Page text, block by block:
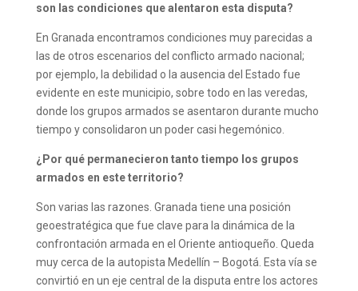
son las condiciones que alentaron esta disputa?
En Granada encontramos condiciones muy parecidas a
las de otros escenarios del conflicto armado nacional;
por ejemplo, la debilidad o la ausencia del Estado fue
evidente en este municipio, sobre todo en las veredas,
donde los grupos armados se asentaron durante mucho
tiempo y consolidaron un poder casi hegemónico.
¿Por qué permanecieron tanto tiempo los grupos
armados en este territorio?
Son varias las razones. Granada tiene una posición
geoestratégica que fue clave para la dinámica de la
confrontación armada en el Oriente antioqueño. Queda
muy cerca de la autopista Medellín – Bogotá. Esta vía se
convirtió en un eje central de la disputa entre los actores